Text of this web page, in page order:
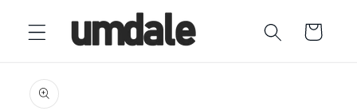
directamente
al contenido
Carrito
a la
información